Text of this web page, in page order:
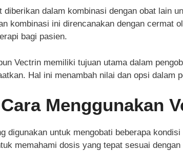
diberikan dalam kombinasi dengan obat lain
kombinasi ini direncanakan dengan cermat
bagi pasien.
Vectrin memiliki tujuan utama dalam
Hal ini menambah nilai dan opsi dalam
Menggunakan
digunakan untuk mengobati beberapa
memahami dosis yang tepat sesuai